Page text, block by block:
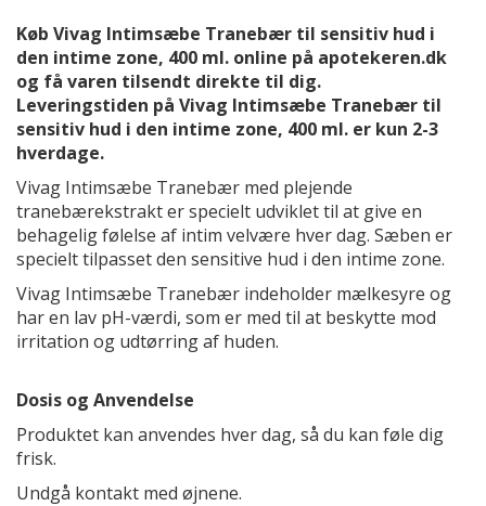
Køb Vivag Intimsæbe Tranebær til sensitiv hud i
den intime zone, 400 ml. online på apotekeren.dk
og få varen tilsendt direkte til dig.
Leveringstiden på Vivag Intimsæbe Tranebær til
sensitiv hud i den intime zone, 400 ml. er kun 2-3
hverdage.
Vivag Intimsæbe Tranebær med plejende
tranebærekstrakt er specielt udviklet til at give en
behagelig følelse af intim velvære hver dag. Sæben er
specielt tilpasset den sensitive hud i den intime zone.
Vivag Intimsæbe Tranebær indeholder mælkesyre og
har en lav pH-værdi, som er med til at beskytte mod
irritation og udtørring af huden.
Dosis og Anvendelse
Produktet kan anvendes hver dag, så du kan føle dig
frisk.
Undgå kontakt med øjnene.